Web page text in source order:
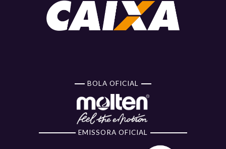
BOLA OFICIAL
EMISSORA OFICIAL